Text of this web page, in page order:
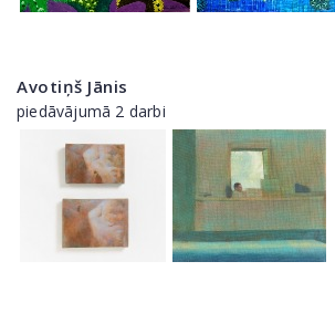
Avotiņš Jānis
piedāvājumā 2 darbi